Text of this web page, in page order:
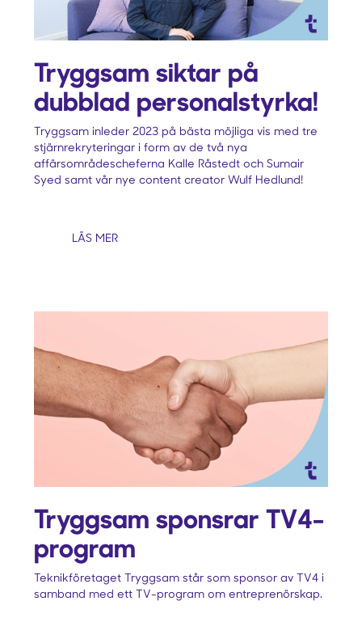
Tryggsam siktar på
dubblad personalstyrka!
Tryggsam inleder 2023 på bästa möjliga vis med tre
stjärnrekryteringar i form av de två nya
affärsområdescheferna Kalle Råstedt och Sumair
Syed samt vår nye content creator Wulf Hedlund!
LÄS MER
Tryggsam sponsrar TV4-
program
Teknikföretaget Tryggsam står som sponsor av TV4 i
samband med ett TV-program om entreprenörskap.